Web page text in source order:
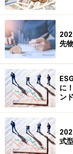
【編集部からのお
・「家計」について
中です！
※抽選で20名に
※謝礼付きの限定ア
なります
先
に
ン
式